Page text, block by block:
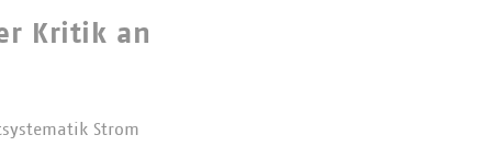
Kritik an
Strom